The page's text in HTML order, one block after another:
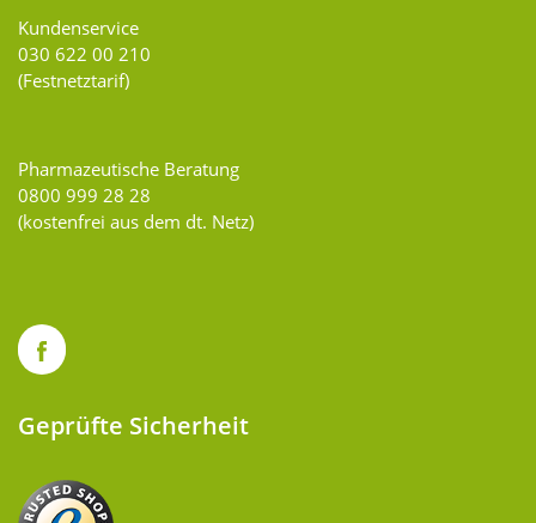
Kundenservice
030 622 00 210
(Festnetztarif)
Pharmazeutische Beratung
0800 999 28 28
(kostenfrei aus dem dt. Netz)
Geprüfte Sicherheit